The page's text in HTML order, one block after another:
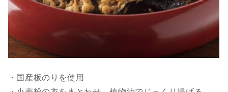
・国産板のりを使用